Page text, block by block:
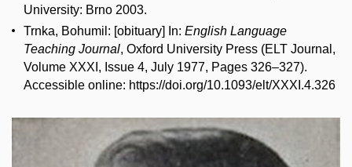
University: Brno 2003.
Trnka, Bohumil: [obituary] In: English Language
Teaching Journal, Oxford University Press (ELT Journal,
Volume XXXI, Issue 4, July 1977, Pages 326–327).
Accessible online: https://doi.org/10.1093/elt/XXXI.4.326